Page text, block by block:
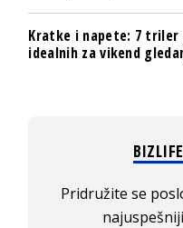
Kratke i napete: 7 triler
idealnih za vikend
Pridružite se